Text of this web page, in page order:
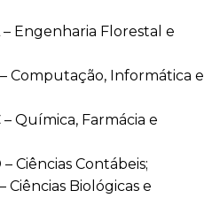
Engenharia Florestal e
Computação, Informática e
Química, Farmácia e
Ciências Contábeis;
Ciências Biológicas e